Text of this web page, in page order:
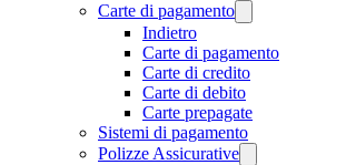
Carte di pagamento
Indietro
Carte di pagamento
Carte di credito
Carte di debito
Carte prepagate
Sistemi di pagamento
Polizze Assicurative